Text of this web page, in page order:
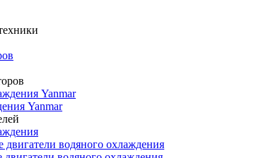
Yanmar
Yanmar
водяного охлаждения